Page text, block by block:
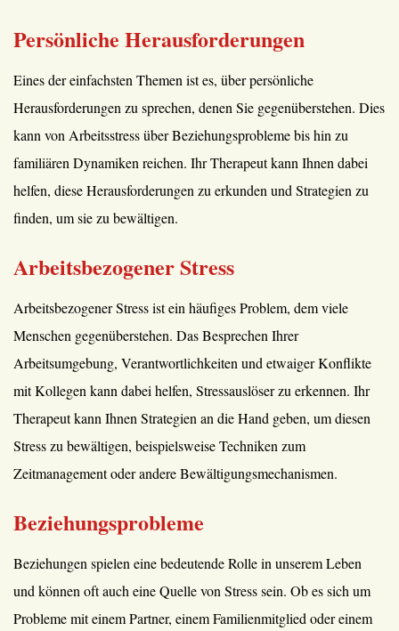
Persönliche Herausforderungen
Eines der einfachsten Themen ist es, über persönliche
Herausforderungen zu sprechen, denen Sie gegenüberstehen. Dies
kann von Arbeitsstress über Beziehungsprobleme bis hin zu
familiären Dynamiken reichen. Ihr Therapeut kann Ihnen dabei
helfen, diese Herausforderungen zu erkunden und Strategien zu
finden, um sie zu bewältigen.
Arbeitsbezogener Stress
Arbeitsbezogener Stress ist ein häufiges Problem, dem viele
Menschen gegenüberstehen. Das Besprechen Ihrer
Arbeitsumgebung, Verantwortlichkeiten und etwaiger Konflikte
mit Kollegen kann dabei helfen, Stressauslöser zu erkennen. Ihr
Therapeut kann Ihnen Strategien an die Hand geben, um diesen
Stress zu bewältigen, beispielsweise Techniken zum
Zeitmanagement oder andere Bewältigungsmechanismen.
Beziehungsprobleme
Beziehungen spielen eine bedeutende Rolle in unserem Leben
und können oft auch eine Quelle von Stress sein. Ob es sich um
Probleme mit einem Partner, einem Familienmitglied oder einem